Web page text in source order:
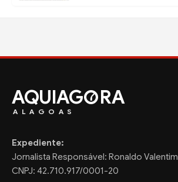
AQUIAG RA
ALAGOAS
Expediente:
Jornalista Responsável: Ronaldo Valentim
CNPJ: 42.710.917/0001-20